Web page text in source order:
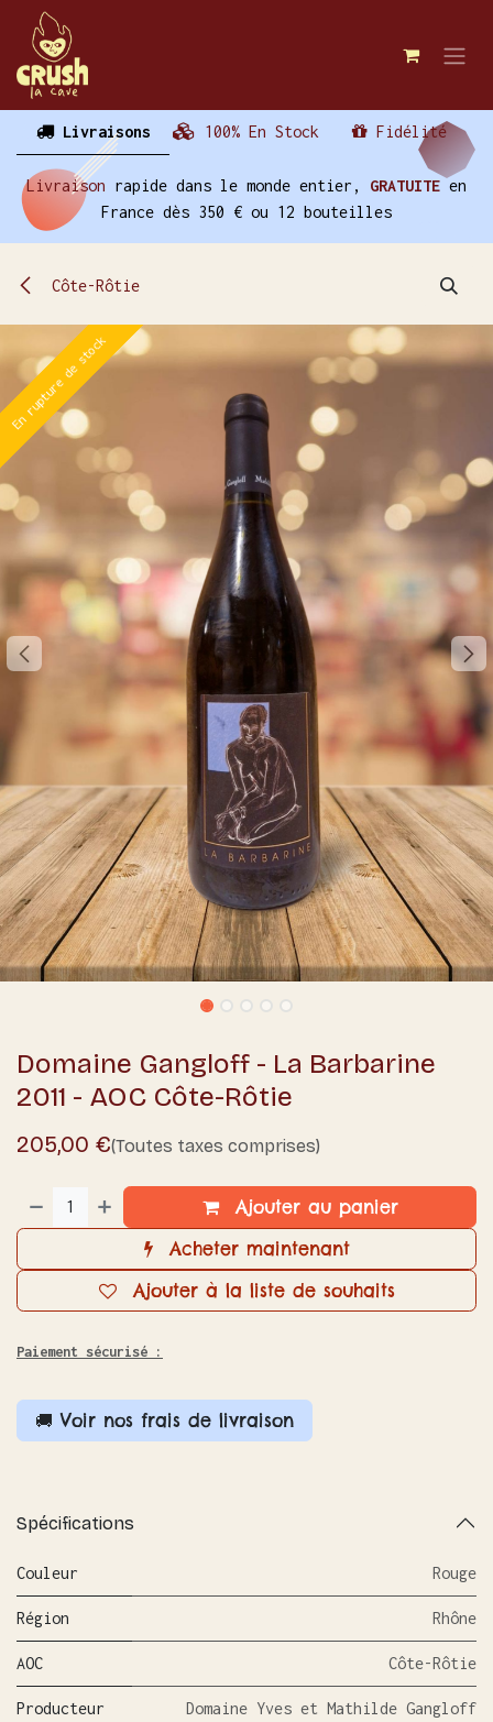
Se rendre au contenu
Livraisons 100% En Stock Fidélité
Livraison rapide dans le monde entier, GRATUITE en
France dès 350 € ou 12 bouteilles
Côte-Rôtie
En rupture de stock
En rupture de stock
Domaine Gangloff - La Barbarine
2011 - AOC Côte-Rôtie
205,00 €(Toutes taxes comprises)
Ajouter au panier
Acheter maintenant
Ajouter à la liste de souhaits
Paiement sécurisé :
🚚 Voir nos frais de livraison
Spécifications
Couleur Rouge
Région Rhône
AOC Côte-Rôtie
Producteur Domaine Yves et Mathilde Gangloff